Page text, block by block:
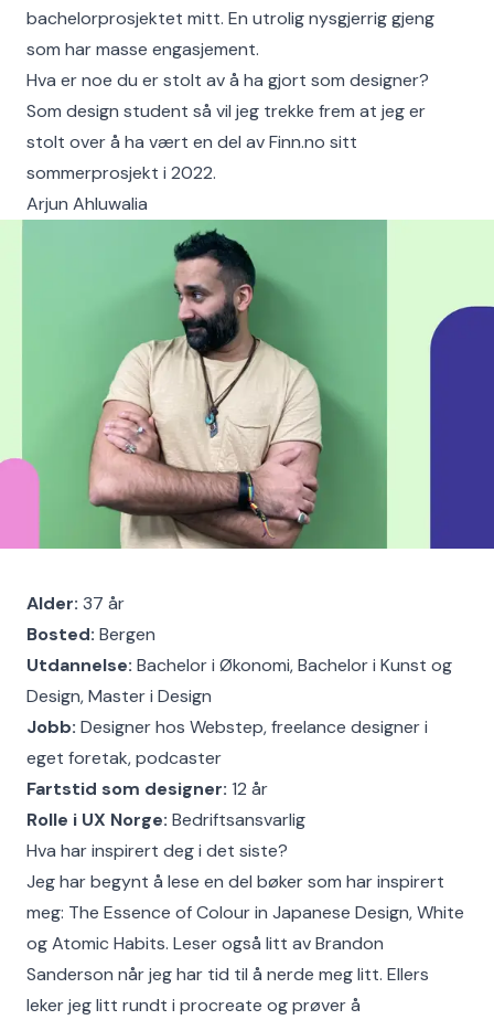
bachelorprosjektet mitt. En utrolig nysgjerrig gjeng
som har masse engasjement.
Hva er noe du er stolt av å ha gjort som designer?
Som design student så vil jeg trekke frem at jeg er
stolt over å ha vært en del av Finn.no sitt
sommerprosjekt i 2022.
Arjun Ahluwalia
Alder: 37 år
Bosted: Bergen
Utdannelse: Bachelor i Økonomi, Bachelor i Kunst og
Design, Master i Design
Jobb: Designer hos Webstep, freelance designer i
eget foretak, podcaster
Fartstid som designer: 12 år
Rolle i UX Norge: Bedriftsansvarlig
Hva har inspirert deg i det siste?
Jeg har begynt å lese en del bøker som har inspirert
meg: The Essence of Colour in Japanese Design, White
og Atomic Habits. Leser også litt av Brandon
Sanderson når jeg har tid til å nerde meg litt. Ellers
leker jeg litt rundt i procreate og prøver å